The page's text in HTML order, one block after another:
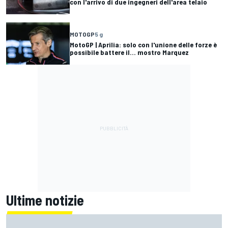
con l'arrivo di due ingegneri dell'area telaio
MOTOGP5 g
MotoGP | Aprilia: solo con l'unione delle forze è
possibile battere il... mostro Marquez
Ultime notizie